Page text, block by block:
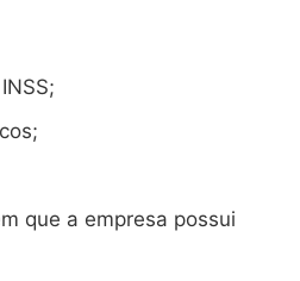
que a empresa possui